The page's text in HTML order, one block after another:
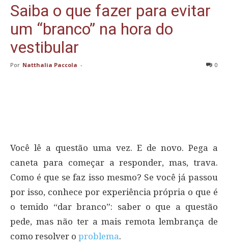
Saiba o que fazer para evitar
um “branco” na hora do
vestibular
Por Natthalia Paccola - 0
Você lê a questão uma vez. E de novo. Pega a
caneta para começar a responder, mas, trava.
Como é que se faz isso mesmo? Se você já passou
por isso, conhece por experiência própria o que é
o temido “dar branco”: saber o que a questão
pede, mas não ter a mais remota lembrança de
como resolver o problema.